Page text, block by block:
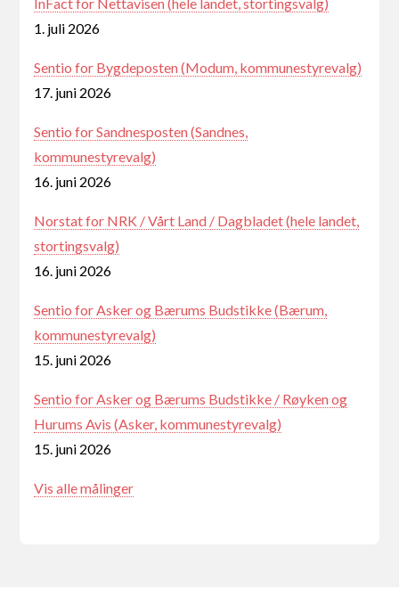
1. juli 2026
Sentio for Bygdeposten (Modum, kommunestyrevalg)
17. juni 2026
Sentio for Sandnesposten (Sandnes,
kommunestyrevalg)
16. juni 2026
Norstat for NRK / Vårt Land / Dagbladet (hele landet,
stortingsvalg)
16. juni 2026
Sentio for Asker og Bærums Budstikke (Bærum,
kommunestyrevalg)
15. juni 2026
Sentio for Asker og Bærums Budstikke / Røyken og
Hurums Avis (Asker, kommunestyrevalg)
15. juni 2026
Vis alle målinger